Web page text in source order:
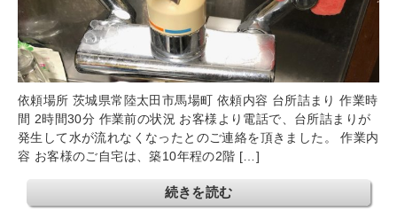
依頼場所 茨城県常陸太田市馬場町 依頼内容 台所詰まり 作業時
間 2時間30分 作業前の状況 お客様より電話で、台所詰まりが
発生して水が流れなくなったとのご連絡を頂きました。 作業内
容 お客様のご自宅は、築10年程の2階 […]
続きを読む